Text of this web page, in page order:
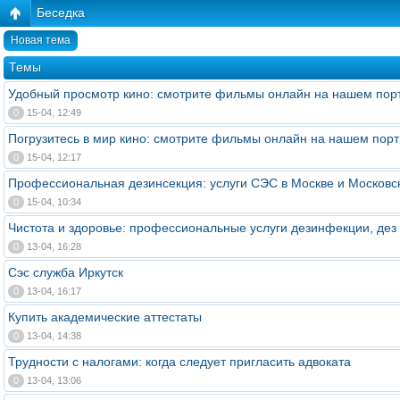
Беседка
Новая тема
Темы
Удобный просмотр кино: смотрите фильмы онлайн на нашем
0 15-04, 12:49
Погрузитесь в мир кино: смотрите фильмы онлайн на нашем порт
0 15-04, 12:17
Профессиональная дезинсекция: услуги СЭС в Москве и
0 15-04, 10:34
Чистота и здоровье: профессиональные услуги дезинфекции, дез
0 13-04, 16:28
Сэс служба Иркутск
0 13-04, 16:17
Купить академические аттестаты
0 13-04, 14:38
Трудности с налогами: когда следует пригласить адвоката
0 13-04, 13:06